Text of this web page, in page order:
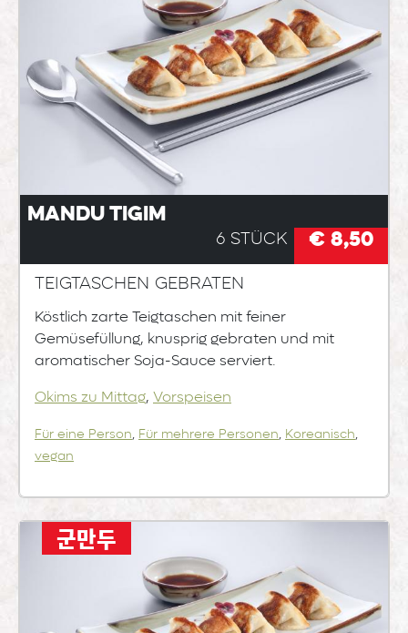
Mandu Tigim
6 Stück € 8,50
Teigtaschen gebraten
Köstlich zarte Teigtaschen mit feiner
Gemüsefüllung, knusprig gebraten und mit
aromatischer Soja-Sauce serviert.
Okims zu Mittag, Vorspeisen
Für eine Person Für mehrere Personen Koreanisch
vegan
군만두